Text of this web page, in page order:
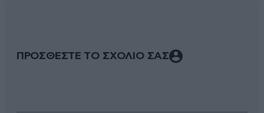
ΠΡΟΣΘΕΣΤΕ ΤΟ ΣΧΟΛΙΟ ΣΑΣ